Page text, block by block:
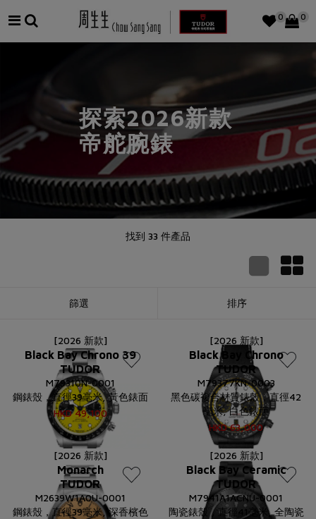
0 0
探索2026新款
帝舵腕錶
找到 33 件產品
篩選 排序
[2026 新款]
Black Bay Chrono 39
TUDOR
M79310N-0001
鋼錶殼，直徑39毫米, 黃色錶面
HKD49,100
[2026 新款]
Black Bay Chrono
TUDOR
M79377KN-0003
黑色碳複合材質錶殼，直徑42
毫米, 白色錶面
HKD63,000
[2026 新款]
Monarch
TUDOR
M2639W1A0U-0001
鋼錶殼，直徑39毫米, 深香檳色
[2026 新款]
Black Bay Ceramic
TUDOR
M7941A1ACNU-0001
陶瓷錶殼，直徑41毫米, 全陶瓷